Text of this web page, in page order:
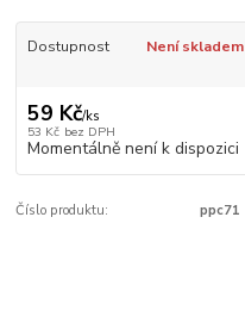
Dostupnost Není skladem
59 Kč/ks
53 Kč bez DPH
Momentálně není k dispozici
Číslo produktu: ppc71